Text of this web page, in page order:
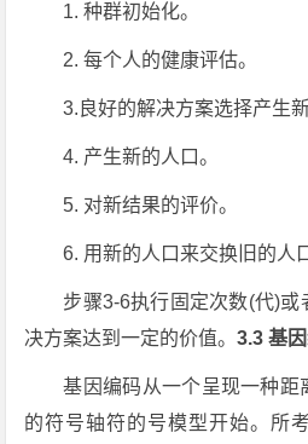
1. 种群初始化。
2. 每个人的健康评估。
3.良好的解决方案选择产生
4. 产生新的人口。
5. 对新结果的评价。
6. 用新的人口来交换旧的人
步骤3-6执行固定次数(代)
决方案达到一定的价值。3.3 基
基因编码从一个呈现一种距
的符号轴符的号模型开始。所